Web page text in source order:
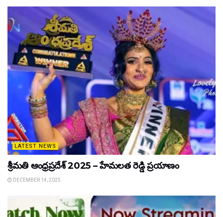
LATEST NEWS
శ్రీమతి ఆంధ్రప్రదేశ్ 2025 – హేమలత రెడ్డి ప్రయాణం
DECEMBER 14, 2025